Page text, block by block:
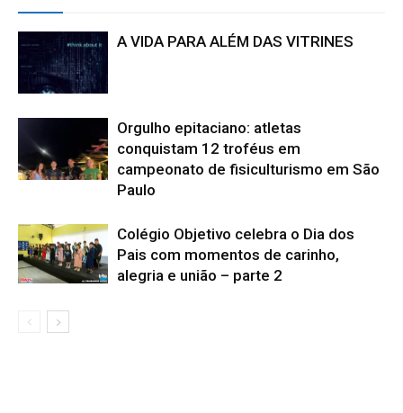
A VIDA PARA ALÉM DAS VITRINES
Orgulho epitaciano: atletas
conquistam 12 troféus em
campeonato de fisiculturismo em São
Paulo
Colégio Objetivo celebra o Dia dos
Pais com momentos de carinho,
alegria e união – parte 2